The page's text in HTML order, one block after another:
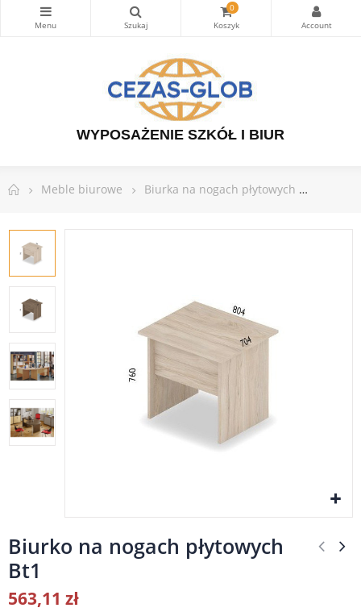
0
WYPOSAŻENIE SZKÓŁ I BIUR
Meble biurowe Biurka na nogach płytowych
Biurko na nogach płytowych
Bt1
563,11 zł